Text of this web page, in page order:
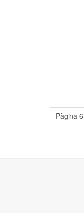
Pàgina